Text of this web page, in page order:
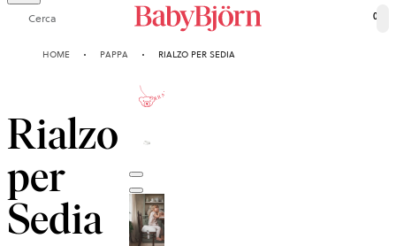
Cerca 0
HOME PAPPA RIALZO PER SEDIA
Rialzo
per
Sedia
GARANZIA